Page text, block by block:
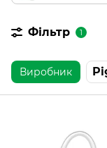
Фільтр 1
Виробник